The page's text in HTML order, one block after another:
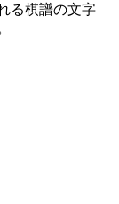
る棋譜の文字